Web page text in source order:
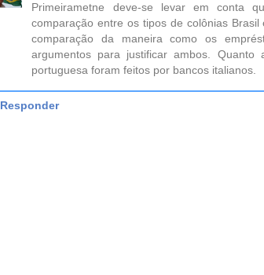
Primeirametne deve-se levar em conta
comparação entre os tipos de colônias
comparação da maneira como os
argumentos para justificar ambos. Quanto
portuguesa foram feitos por bancos italianos.
Responder